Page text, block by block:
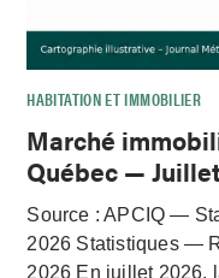
HABITATION ET IMMOBILIER
Marché
Québec —
Source : APCIQ —
2026 Statistiques —
2026 En juillet 2026,